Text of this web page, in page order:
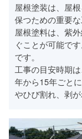
屋根塗装は、屋
保つための重要な
屋根塗料は、紫
ぐことが可能で
です。
工事の目安時期
年から15年ごと
やひび割れ、剥